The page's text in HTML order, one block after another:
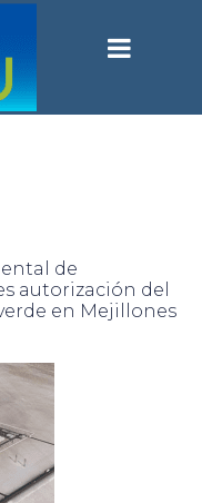
de
autorización del
en Mejillones